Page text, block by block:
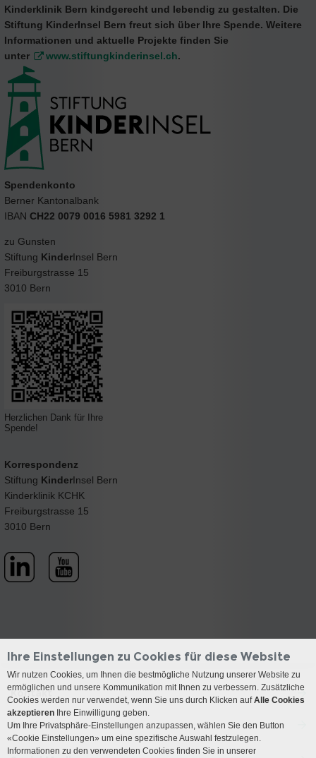
Kinderklinik Bern kindgerecht und lebendig zu gestalten. Die
Stiftung KinderInsel Bern freut sich über Ihre Spende. Weitere
Informationen und aktuelle Projekte finden Sie
unter
www.stiftungkinderinsel.ch.
Spendenkonto
Berner Kantonalbank
IBAN CH22 0079 0016 5981 3292 1
zu Gunsten
Stiftung KinderInsel Bern
Freiburgstrasse 15
3010 Bern
Herzlichen Dank für Ihre
Spende!
Korrespondenz
Stiftung KinderInsel Bern
Kinderklinik KCHK
Freiburgstrasse 15
3010 Bern
Kontakt
Anreise
Ihre Einstellungen zu Cookies für diese Website
Wir nutzen Cookies, um Ihnen die bestmögliche Nutzung unserer Website zu
ermöglichen und unsere Kommunikation mit Ihnen zu verbessern. Zusätzliche
Cookies werden nur verwendet, wenn Sie uns durch Klicken aufAlle Cookies
akzeptieren Ihre Einwilligung geben.
Um Ihre Privatsphäre-Einstellungen anzupassen, wählen Sie den Button
«Cookie Einstellungen» um eine spezifische Auswahl festzulegen.
Informationen zu den verwendeten Cookies finden Sie in unserer